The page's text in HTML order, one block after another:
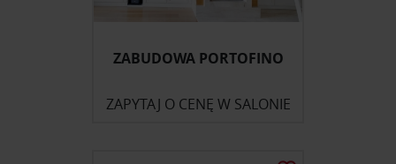
ZABUDOWA PORTOFINO
ZAPYTAJ O CENĘ W SALONIE